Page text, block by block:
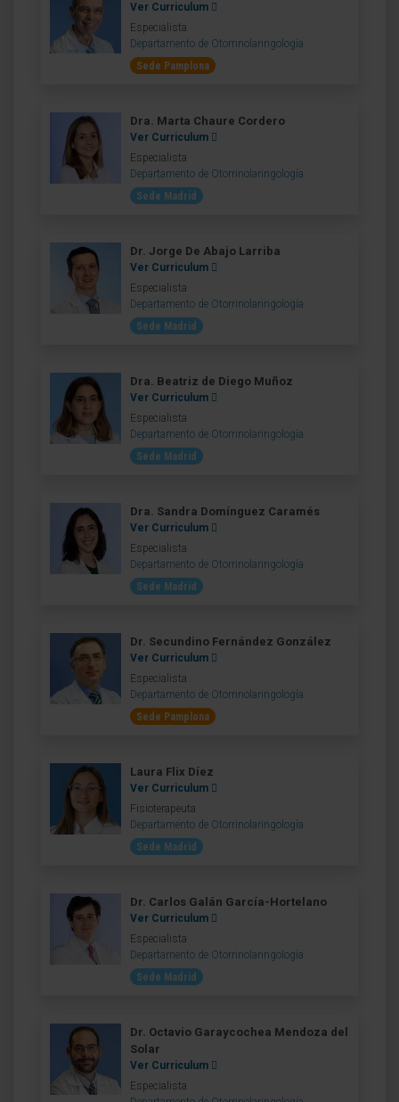
Ver Curriculum
Especialista
Departamento de Otorrinolaringología
Sede Pamplona
Dra. Marta Chaure Cordero
Ver Curriculum
Especialista
Departamento de Otorrinolaringología
Sede Madrid
Dr. Jorge De Abajo Larriba
Ver Curriculum
Especialista
Departamento de Otorrinolaringología
Sede Madrid
Dra. Beatriz de Diego Muñoz
Ver Curriculum
Especialista
Departamento de Otorrinolaringología
Sede Madrid
Dra. Sandra Domínguez Caramés
Ver Curriculum
Especialista
Departamento de Otorrinolaringología
Sede Madrid
Dr. Secundino Fernández González
Ver Curriculum
Especialista
Departamento de Otorrinolaringología
Sede Pamplona
Laura Flix Díez
Ver Curriculum
Fisioterapeuta
Departamento de Otorrinolaringología
Sede Madrid
Dr. Carlos Galán García-Hortelano
Ver Curriculum
Especialista
Departamento de Otorrinolaringología
Sede Madrid
Dr. Octavio Garaycochea Mendoza del
Solar
Ver Curriculum
Especialista